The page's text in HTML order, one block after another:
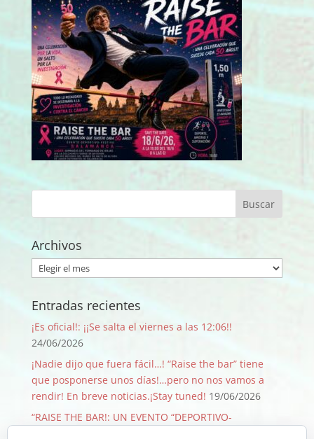
Archivos
Archivos
Entradas recientes
¡Es oficial!: ¡¡Se salta el viernes a las 12:06!!
24/06/2026
¡Nadie dijo que fuera fácil…! “Raise the bar” tiene
que posponerse unos días!…pero no nos vamos a
rendir! En breve noticias.¡Stay tuned! 19/06/2026
“RAISE THE BAR!: UN EVENTO “DEPORTIVO-